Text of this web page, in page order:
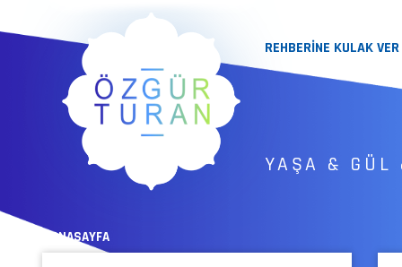
REHBERİNE KULAK VER
YAŞA & GÜL
« ANASAYFA